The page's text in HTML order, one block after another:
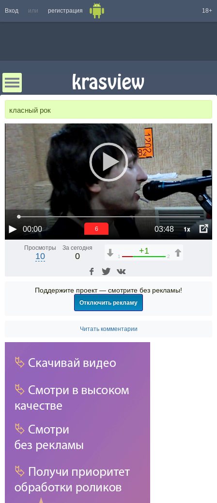
Вход или регистрация 18+
класный рок
00:00 03:48 1x
5
Просмотры
10
За сегодня
0
+1
1 2
Поддержите проект — смотрите без рекламы!
Отключить рекламу
Читать комментарии